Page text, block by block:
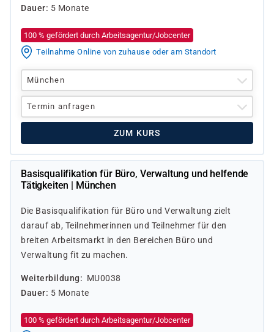
Dauer
5 Monate
100 % gefördert durch Arbeitsagentur/Jobcenter
Teilnahme Online von zuhause oder am Standort
München
Termin anfragen
ZUM KURS
Basisqualifikation für Büro, Verwaltung und helfende
Tätigkeiten | München
Die Basisqualifikation für Büro und Verwaltung zielt
darauf ab, Teilnehmerinnen und Teilnehmer für den
breiten Arbeitsmarkt in den Bereichen Büro und
Verwaltung fit zu machen.
Weiterbildung
MU0038
Dauer
5 Monate
100 % gefördert durch Arbeitsagentur/Jobcenter